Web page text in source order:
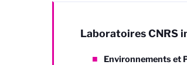
Laboratoires CNRS
Environnements et